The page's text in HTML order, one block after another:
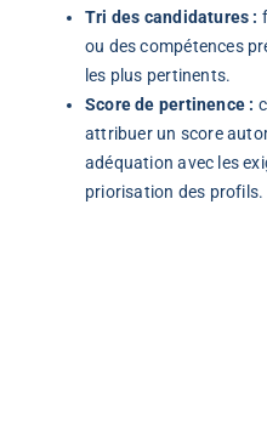
Tri des candidatures :
ou des compétences
les plus pertinents.
Score de pertinence :
attribuer un score
adéquation avec les
priorisation des profils.